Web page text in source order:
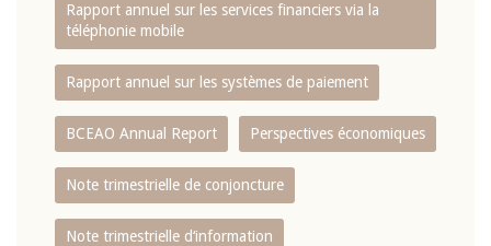
Rapport annuel sur les services financiers via la
téléphonie mobile
Rapport annuel sur les systèmes de paiement
BCEAO Annual Report Perspectives économiques
Note trimestrielle de conjoncture
Note trimestrielle d‘information